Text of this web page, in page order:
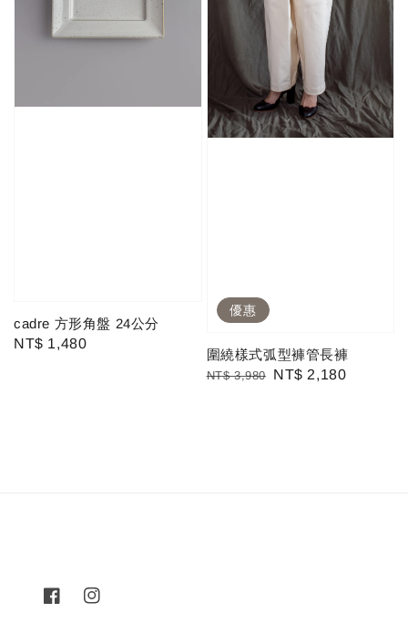
cadre 方形角盤 24公分
Regular
NT$ 1,480
優惠
圍繞樣式弧型褲管長褲
Regular
NT$ 3,980
Sale
NT$ 2,180